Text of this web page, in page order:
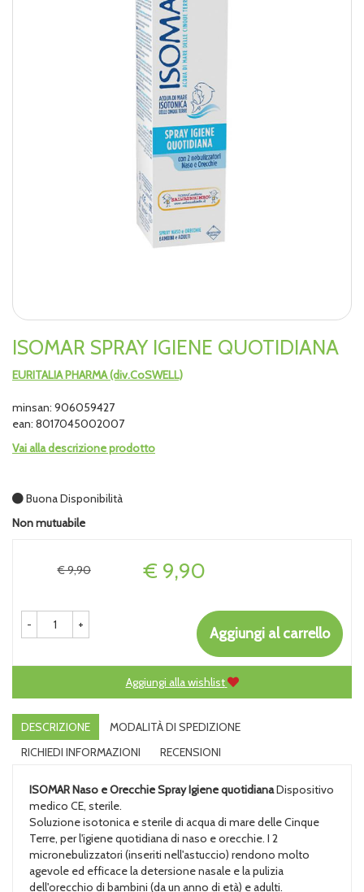
ISOMAR SPRAY IGIENE QUOTIDIANA
EURITALIA PHARMA (div.CoSWELL)
minsan: 906059427
ean: 8017045002007
Vai alla descrizione prodotto
Buona Disponibilità
Non mutuabile
Prezzo
€ 9,90
€ 9,90
- + Aggiungi al carrello
Aggiungi alla wishlist
DESCRIZIONE
MODALITÀ DI SPEDIZIONE
RICHIEDI INFORMAZIONI
RECENSIONI
ISOMAR Naso e Orecchie Spray Igiene quotidianaDispositivo
medico CE, sterile.
Soluzione isotonica e sterile di acqua di mare delle Cinque
Terre, per l'igiene quotidiana di naso e orecchie. I 2
micronebulizzatori (inseriti nell'astuccio) rendono molto
agevole ed efficace la detersione nasale e la pulizia
dell'orecchio di bambini (da un anno di età) e adulti.